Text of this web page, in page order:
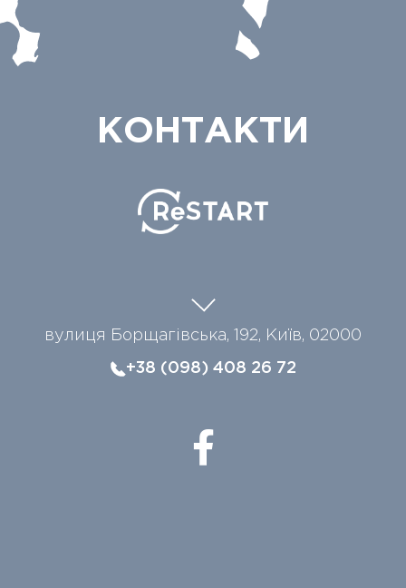
КОНТАКТИ
вулиця Борщагівська, 192, Київ, 02000
+38 (098) 408 26 72